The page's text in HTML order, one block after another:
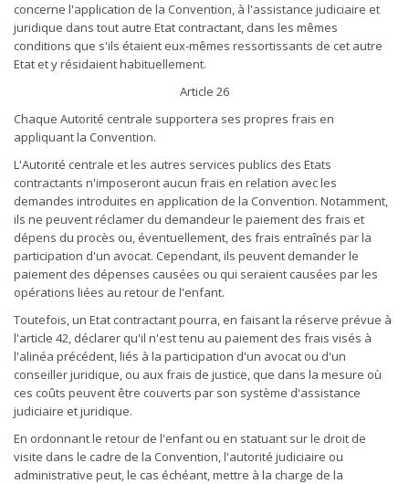
concerne l'application de la Convention, à l'assistance judiciaire et
juridique dans tout autre Etat contractant, dans les mêmes
conditions que s'ils étaient eux-mêmes ressortissants de cet autre
Etat et y résidaient habituellement.
Article 26
Chaque Autorité centrale supportera ses propres frais en
appliquant la Convention.
L'Autorité centrale et les autres services publics des Etats
contractants n'imposeront aucun frais en relation avec les
demandes introduites en application de la Convention. Notamment,
ils ne peuvent réclamer du demandeur le paiement des frais et
dépens du procès ou, éventuellement, des frais entraînés par la
participation d'un avocat. Cependant, ils peuvent demander le
paiement des dépenses causées ou qui seraient causées par les
opérations liées au retour de l'enfant.
Toutefois, un Etat contractant pourra, en faisant la réserve prévue à
l'article 42, déclarer qu'il n'est tenu au paiement des frais visés à
l'alinéa précédent, liés à la participation d'un avocat ou d'un
conseiller juridique, ou aux frais de justice, que dans la mesure où
ces coûts peuvent être couverts par son système d'assistance
judiciaire et juridique.
En ordonnant le retour de l'enfant ou en statuant sur le droit de
visite dans le cadre de la Convention, l'autorité judiciaire ou
administrative peut, le cas échéant, mettre à la charge de la